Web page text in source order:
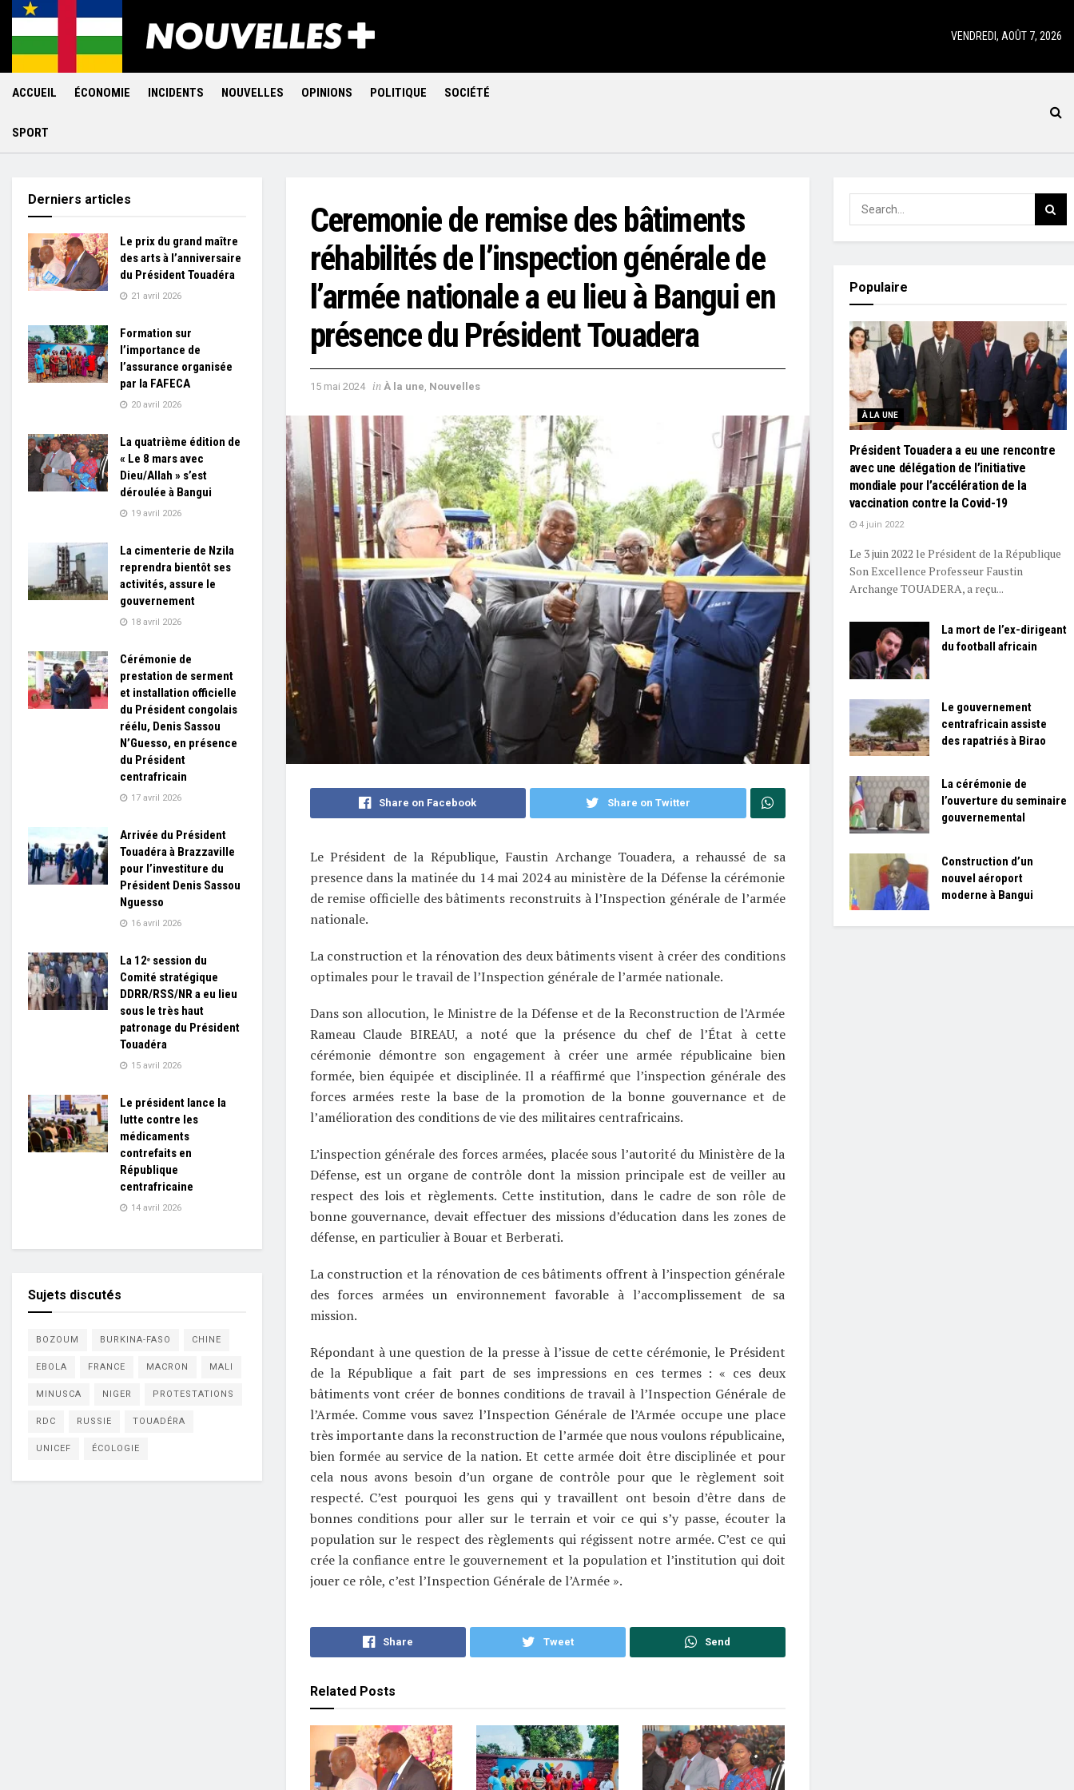
VENDREDI, AOÛT 7, 2026
ACCUEIL ÉCONOMIE INCIDENTS NOUVELLES OPINIONS POLITIQUE SOCIÉTÉ
SPORT
Ceremonie de remise des bâtiments
réhabilités de l’inspection générale de
l’armée nationale a eu lieu à Bangui en
présence du Président Touadera
15 mai 2024 in À la une Nouvelles
Share on Facebook Share on Twitter
Le Président de la République, Faustin Archange Touadera, a rehaussé de sa
presence dans la matinée du 14 mai 2024 au ministère de la Défense la cérémonie
de remise officielle des bâtiments reconstruits à l’Inspection générale de l’armée
nationale.
La construction et la rénovation des deux bâtiments visent à créer des conditions
optimales pour le travail de l’Inspection générale de l’armée nationale.
Dans son allocution, le Ministre de la Défense et de la Reconstruction de l’Armée
Rameau Claude BIREAU, a noté que la présence du chef de l’État à cette
cérémonie démontre son engagement à créer une armée républicaine bien
formée, bien équipée et disciplinée. Il a réaffirmé que l’inspection générale des
forces armées reste la base de la promotion de la bonne gouvernance et de
l’amélioration des conditions de vie des militaires centrafricains.
L’inspection générale des forces armées, placée sous l’autorité du Ministère de la
Défense, est un organe de contrôle dont la mission principale est de veiller au
respect des lois et règlements. Cette institution, dans le cadre de son rôle de
bonne gouvernance, devait effectuer des missions d’éducation dans les zones de
défense, en particulier à Bouar et Berberati.
La construction et la rénovation de ces bâtiments offrent à l’inspection générale
des forces armées un environnement favorable à l’accomplissement de sa
mission.
Répondant à une question de la presse à l’issue de cette cérémonie, le Président
de la République a fait part de ses impressions en ces termes : « ces deux
bâtiments vont créer de bonnes conditions de travail à l’Inspection Générale de
l’Armée. Comme vous savez l’Inspection Générale de l’Armée occupe une place
très importante dans la reconstruction de l’armée que nous voulons républicaine,
bien formée au service de la nation. Et cette armée doit être disciplinée et pour
cela nous avons besoin d’un organe de contrôle pour que le règlement soit
respecté. C’est pourquoi les gens qui y travaillent ont besoin d’être dans de
bonnes conditions pour aller sur le terrain et voir ce qui s’y passe, écouter la
population sur le respect des règlements qui régissent notre armée. C’est ce qui
crée la confiance entre le gouvernement et la population et l’institution qui doit
jouer ce rôle, c’est l’Inspection Générale de l’Armée ».
Share Tweet Send
RelatedPosts
Derniers articles
Le prix du grand maître
des arts à l’anniversaire
du Président Touadéra
21 avril 2026
Formation sur
l’importance de
l’assurance organisée
par la FAFECA
20 avril 2026
La quatrième édition de
« Le 8 mars avec
Dieu/Allah » s’est
déroulée à Bangui
19 avril 2026
La cimenterie de Nzila
reprendra bientôt ses
activités, assure le
gouvernement
18 avril 2026
Cérémonie de
prestation de serment
et installation officielle
du Président congolais
réélu, Denis Sassou
N’Guesso, en présence
du Président
centrafricain
17 avril 2026
Arrivée du Président
Touadéra à Brazzaville
pour l’investiture du
Président Denis Sassou
Nguesso
16 avril 2026
La 12ᵉ session du
Comité stratégique
DDRR/RSS/NR a eu lieu
sous le très haut
patronage du Président
Touadéra
15 avril 2026
Le président lance la
lutte contre les
médicaments
contrefaits en
République
centrafricaine
14 avril 2026
Sujets discutés
BOZOUM BURKINA-FASO CHINE
EBOLA FRANCE MACRON MALI
MINUSCA NIGER PROTESTATIONS
RDC RUSSIE TOUADÉRA
UNICEF ÉCOLOGIE
Populaire
À LA UNE
Président Touadera a eu une rencontre
avec une délégation de l’initiative
mondiale pour l’accélération de la
vaccination contre la Covid-19
4 juin 2022
Le 3 juin 2022 le Président de la République
Son Excellence Professeur Faustin
Archange TOUADERA, a reçu...
La mort de l’ex-dirigeant
du football africain
Le gouvernement
centrafricain assiste
des rapatriés à Birao
La cérémonie de
l’ouverture du seminaire
gouvernemental
Construction d’un
nouvel aéroport
moderne à Bangui